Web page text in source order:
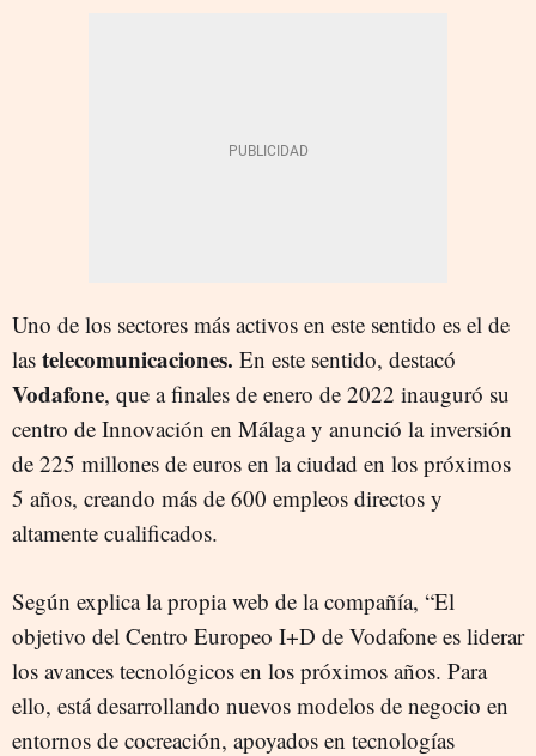
Uno de los sectores más activos en este sentido es el de
las telecomunicaciones. En este sentido, destacó
Vodafone, que a finales de enero de 2022 inauguró su
centro de Innovación en Málaga y anunció la inversión
de 225 millones de euros en la ciudad en los próximos
5 años, creando más de 600 empleos directos y
altamente cualificados.
Según explica la propia web de la compañía, “El
objetivo del Centro Europeo I+D de Vodafone es liderar
los avances tecnológicos en los próximos años. Para
ello, está desarrollando nuevos modelos de negocio en
entornos de cocreación, apoyados en tecnologías